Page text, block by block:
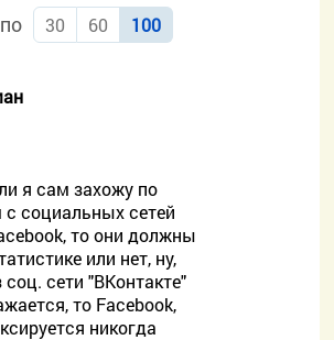
30 60 100
я сам захожу по
социальных сетей
то они должны
или нет, ну,
соц. сети "ВКонтакте"
то Facebook,
никогда